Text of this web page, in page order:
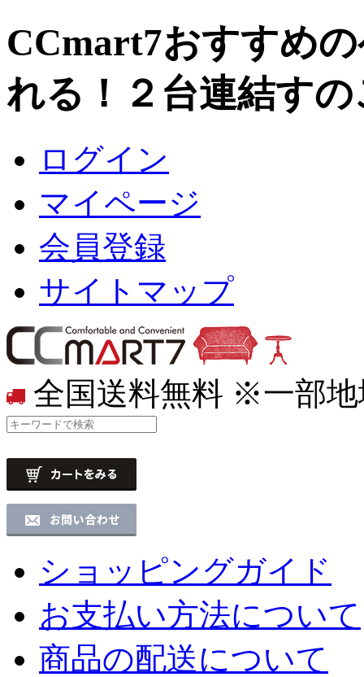
CCmart7おすすめ
れる！２台連結す
ログイン
マイページ
会員登録
サイトマップ
全国送料無料 ※一部地
ショッピングガイド
お支払い方法について
商品の配送について